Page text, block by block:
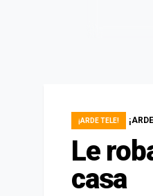
¡ARDE TELE!
Le
casa